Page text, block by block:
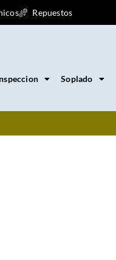
Repuestos
Soplado